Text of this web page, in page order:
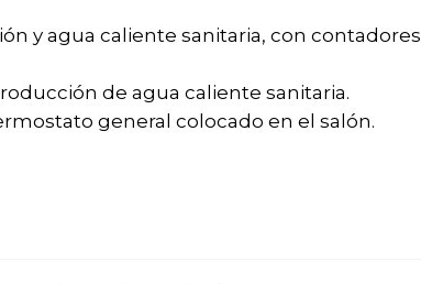
y agua caliente sanitaria, con contadores
de agua caliente sanitaria.
general colocado en el salón.